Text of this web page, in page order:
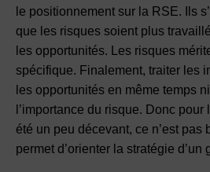
le positionnement sur la RSE. Ils
que les risques soient plus
les opportunités. Les risques
spécifique. Finalement, traiter les
les opportunités en même temps
l’importance du risque. Donc pour
été un peu décevant, ce n’est pas
permet d’orienter la stratégie d’un